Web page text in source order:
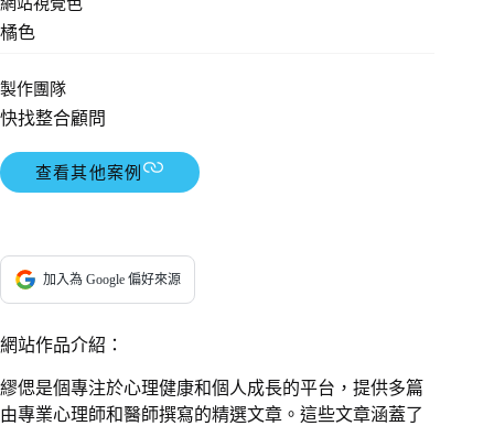
加入為 Google 偏好來源
網站作品介紹：
繆偲是個專注於心理健康和個人成長的平台，提供多篇
由專業心理師和醫師撰寫的精選文章。這些文章涵蓋了
橘色
製作團隊
快找整合顧問
查看其他案例